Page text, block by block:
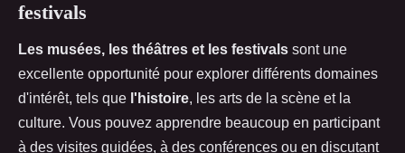
festivals
Les musées, les théâtres et les festivals sont une
excellente opportunité pour explorer différents domaines
d'intérêt, tels que l'histoire, les arts de la scène et la
culture. Vous pouvez apprendre beaucoup en participant
à des visites guidées, à des conférences ou en discutant